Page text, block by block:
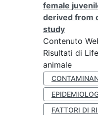
female
derived from
study
Contenuto
Risultati di
animale
FATTORI DI